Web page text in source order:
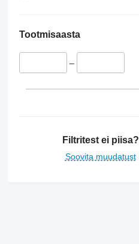
Tootmisaasta
–
Filtritest ei piisa?
Soovita muudatust